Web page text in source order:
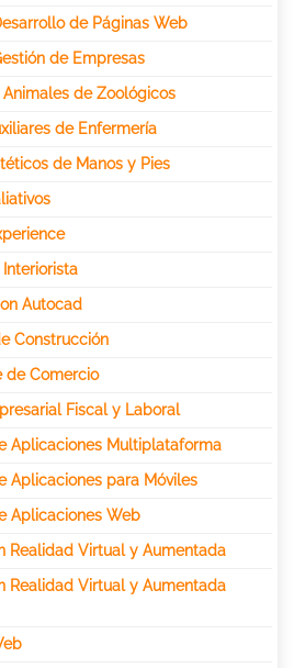
de Páginas Web
de Empresas
de Zoológicos
de Enfermería
de Manos y Pies
Autocad
Construcción
de Comercio
Fiscal y Laboral
Aplicaciones Multiplataforma
Aplicaciones para Móviles
Aplicaciones Web
Realidad Virtual y Aumentada
Realidad Virtual y Aumentada